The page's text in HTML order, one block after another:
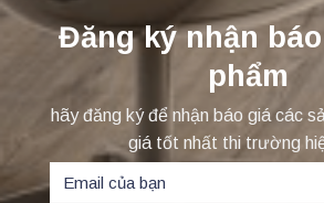
Đăng ký nhận
phẩm
hãy đăng ký để nhận báo giá các
giá tốt nhất thi trường